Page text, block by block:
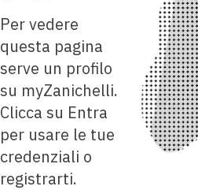
Per vedere
questa pagina
serve un profilo
su myZanichelli.
Clicca su Entra
per usare le tue
credenziali o
registrarti.